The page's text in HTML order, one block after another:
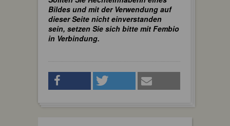
Bildes und mit der Verwendung auf
dieser Seite nicht einverstanden
sein, setzen Sie sich bitte mit Fembio
in Verbindung.